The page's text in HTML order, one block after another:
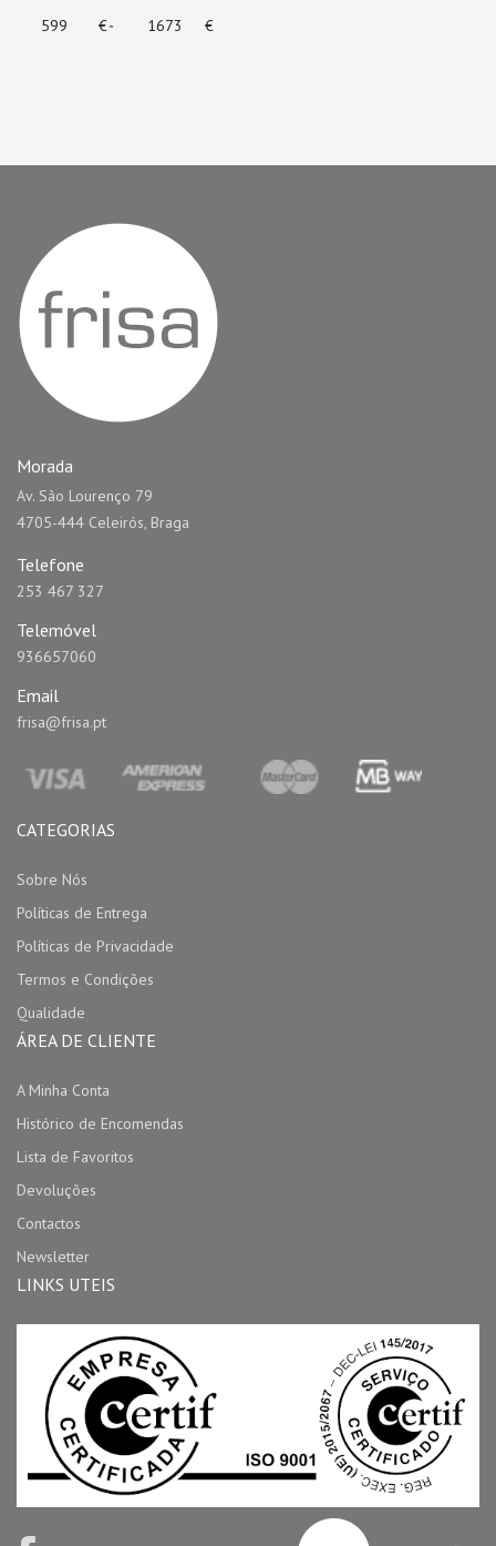
€- €
Morada
Av. São Lourenço 79
4705-444 Celeirós, Braga
Telefone
253 467 327
Telemóvel
936657060
Email
frisa@frisa.pt
CATEGORIAS
Sobre Nós
Políticas de Entrega
Políticas de Privacidade
Termos e Condições
Qualidade
ÁREA DE CLIENTE
A Minha Conta
Histórico de Encomendas
Lista de Favoritos
Devoluções
Contactos
Newsletter
LINKS UTEIS